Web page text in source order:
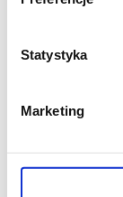
Statystyka
Marketing